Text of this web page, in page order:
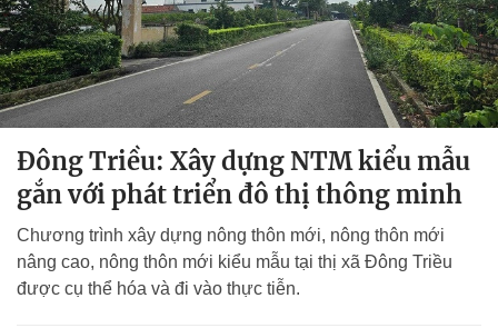
Đông Triều: Xây dựng NTM kiểu mẫu
gắn với phát triển đô thị thông minh
Chương trình xây dựng nông thôn mới, nông thôn mới
nâng cao, nông thôn mới kiểu mẫu tại thị xã Đông Triều
được cụ thể hóa và đi vào thực tiễn.